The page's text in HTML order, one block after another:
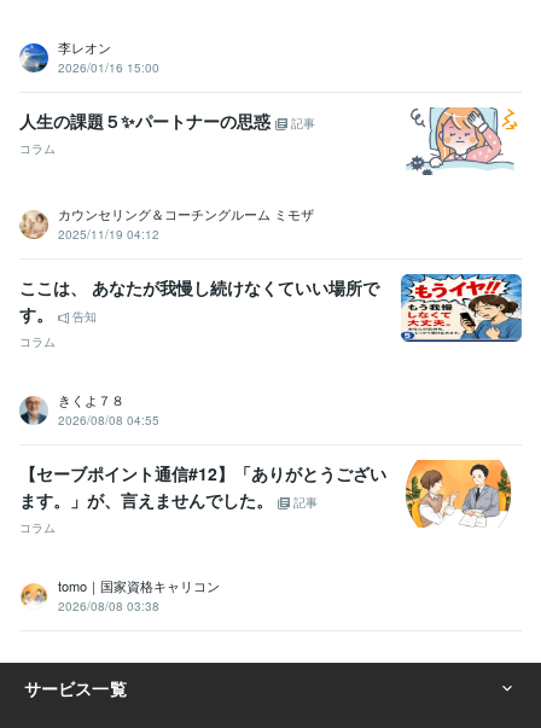
李レオン
2026/01/16 15:00
人生の課題５✨パートナーの思惑
記事
コラム
カウンセリング＆コーチングルーム ミモザ
2025/11/19 04:12
ここは、 あなたが我慢し続けなくていい場所で
す。
告知
コラム
きくよ７８
2026/08/08 04:55
【セーブポイント通信#12】「ありがとうござい
ます。」が、言えませんでした。
記事
コラム
tomo｜国家資格キャリコン
2026/08/08 03:38